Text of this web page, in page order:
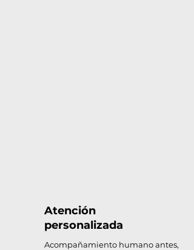
Atención
personalizada
Acompañamiento humano antes,